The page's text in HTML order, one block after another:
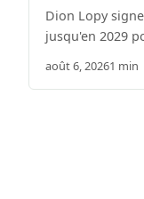
Dion Lopy
jusqu'en 2029
août 6, 20261 min